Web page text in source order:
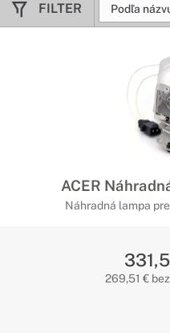
FILTER
ACER
Náhradná lampa
269,51 €